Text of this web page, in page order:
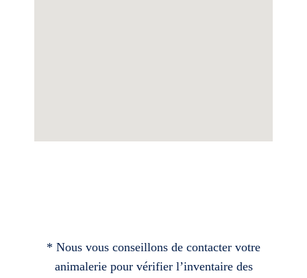
* Nous vous conseillons de contacter votre
animalerie pour vérifier l’inventaire des